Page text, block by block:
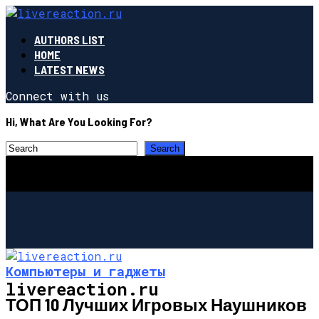
AUTHORS LIST
HOME
LATEST NEWS
Connect with us
Hi, What Are You Looking For?
livereaction.ru
Компьютеры и гаджеты
ТОП 10 Лучших Игровых Наушников